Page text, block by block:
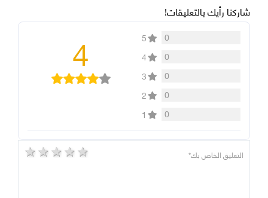
شاركنا رأيك بالتعليقات!
0
5
0
4
0
3
0
2
0
1
4
5 stars 4 stars 3 stars 2 stars 1 star